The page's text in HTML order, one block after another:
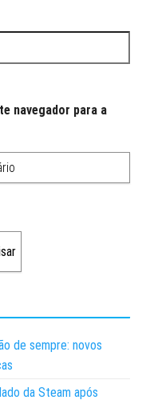
navegador para a
de sempre: novos
da Steam após